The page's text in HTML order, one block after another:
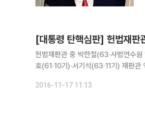
[대통령 탄핵심판] 헌법재판
헌법재판관 중 박한철(63·사법연수
호(61·10기)·서기석(63·11기) 재판
2016-11-17 11:13